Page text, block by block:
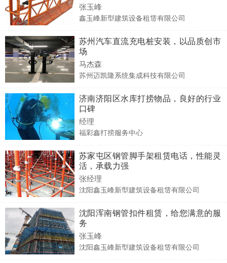
张玉峰
鑫玉峰新型建筑设备租赁有限公司
苏州汽车直流充电桩安装，以品质创市
场
马杰森
苏州迈凯隆系统集成科技有限公司
济南济阳区水库打捞物品，良好的行业
口碑
经理
福彩鑫打捞服务中心
苏家屯区钢管脚手架租赁电话，性能灵
活，承载力强
张经理
沈阳鑫玉峰新型建筑设备租赁有限公司
沈阳浑南钢管扣件租赁，给您满意的服
务
张玉峰
沈阳鑫玉峰新型建筑设备租赁有限公司